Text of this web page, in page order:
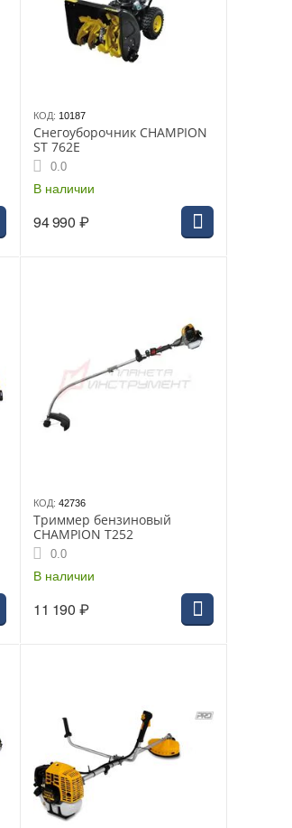
КОД: 10187
Снегоуборочник CHAMPION
ST 762E
0.0
В наличии
94 990 ₽
КОД: 42736
Триммер бензиновый
CHAMPION T252
0.0
В наличии
11 190 ₽